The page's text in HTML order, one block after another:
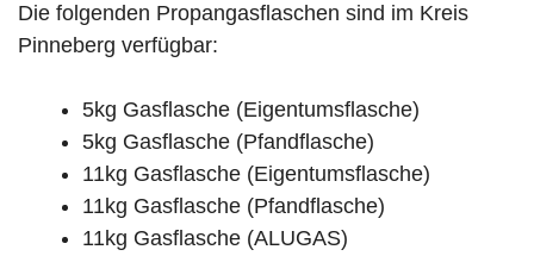
Die folgenden Propangasflaschen sind im Kreis
Pinneberg verfügbar:
5kg Gasflasche (Eigentumsflasche)
5kg Gasflasche (Pfandflasche)
11kg Gasflasche (Eigentumsflasche)
11kg Gasflasche (Pfandflasche)
11kg Gasflasche (ALUGAS)